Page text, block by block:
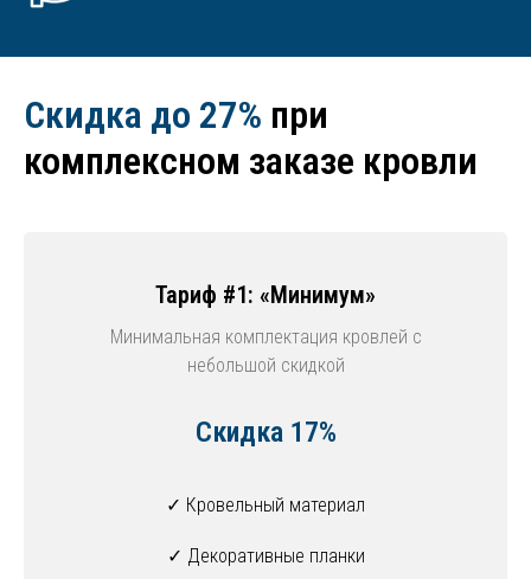
Скидка до 27% при
комплексном заказе кровли
Тариф #1: «Минимум»
Минимальная комплектация кровлей с
небольшой скидкой
Скидка 17%
✓ Кровельный материал
✓ Декоративные планки